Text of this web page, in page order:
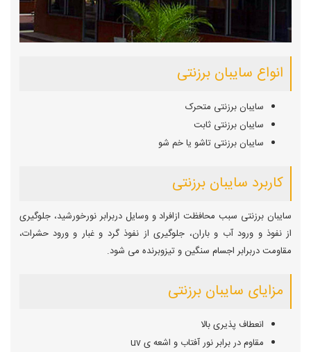
انواع سایبان برزنتی
سایبان برزنتی متحرک
سایبان برزنتی ثابت
سایبان برزنتی تاشو یا خم شو
کاربرد سایبان برزنتی
سایبان برزنتی سبب محافظت ازافراد و وسایل دربرابر نورخورشید، جلوگیری
از نفوذ و ورود آب و باران، جلوگیری از نفوذ گرد و غبار و ورود حشرات،
مقاومت دربرابر اجسام سنگین و تیزوبرنده می شود.
مزایای سایبان برزنتی
انعطاف پذیری بالا
مقاوم در برابر نور آفتاب و اشعه ی uv